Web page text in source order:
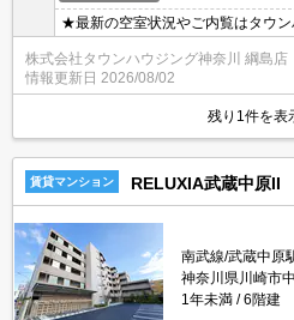
★最新の空室状況やご内覧はタウ
株式会社タウンハウジング神奈川 綱島店
情報更新日 2026/08/02
残り1件を表
賃貸マンション RELUXIA武蔵中原II
南武線/武蔵中原
神奈川県川崎市
1年未満
6階建